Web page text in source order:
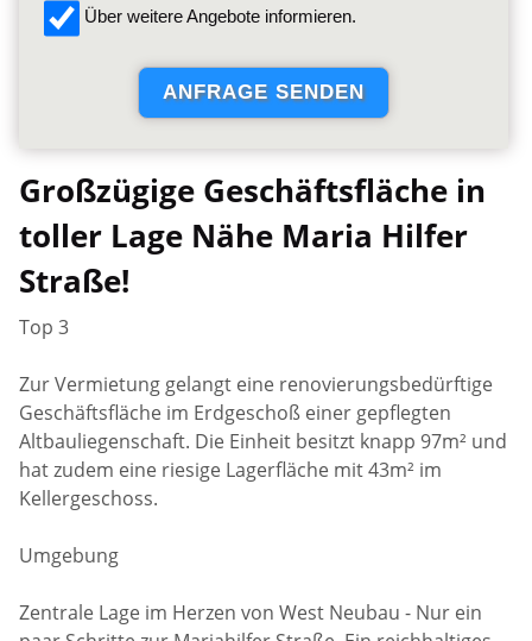
Über weitere Angebote informieren.
Großzügige Geschäftsfläche in
toller Lage Nähe Maria Hilfer
Straße!
Top 3
Zur Vermietung gelangt eine renovierungsbedürftige
Geschäftsfläche im Erdgeschoß einer gepflegten
Altbauliegenschaft. Die Einheit besitzt knapp 97m² und
hat zudem eine riesige Lagerfläche mit 43m² im
Kellergeschoss.
Umgebung
Zentrale Lage im Herzen von West Neubau - Nur ein